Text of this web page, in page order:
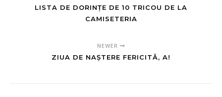
LISTA DE DORINȚE DE 10 TRICOU DE LA
CAMISETERIA
NEWER
ZIUA DE NAȘTERE FERICITĂ, A!